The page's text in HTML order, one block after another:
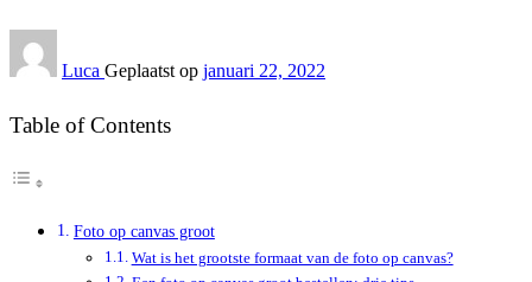
Luca Geplaatst op januari 22, 2022
Table of Contents
Foto op canvas groot
Wat is het grootste formaat van de foto op canvas?